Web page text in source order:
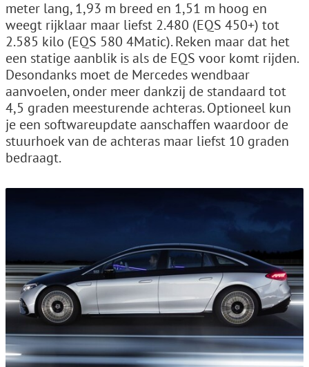
meter lang, 1,93 m breed en 1,51 m hoog en
weegt rijklaar maar liefst 2.480 (EQS 450+) tot
2.585 kilo (EQS 580 4Matic). Reken maar dat het
een statige aanblik is als de EQS voor komt rijden.
Desondanks moet de Mercedes wendbaar
aanvoelen, onder meer dankzij de standaard tot
4,5 graden meesturende achteras. Optioneel kun
je een softwareupdate aanschaffen waardoor de
stuurhoek van de achteras maar liefst 10 graden
bedraagt.